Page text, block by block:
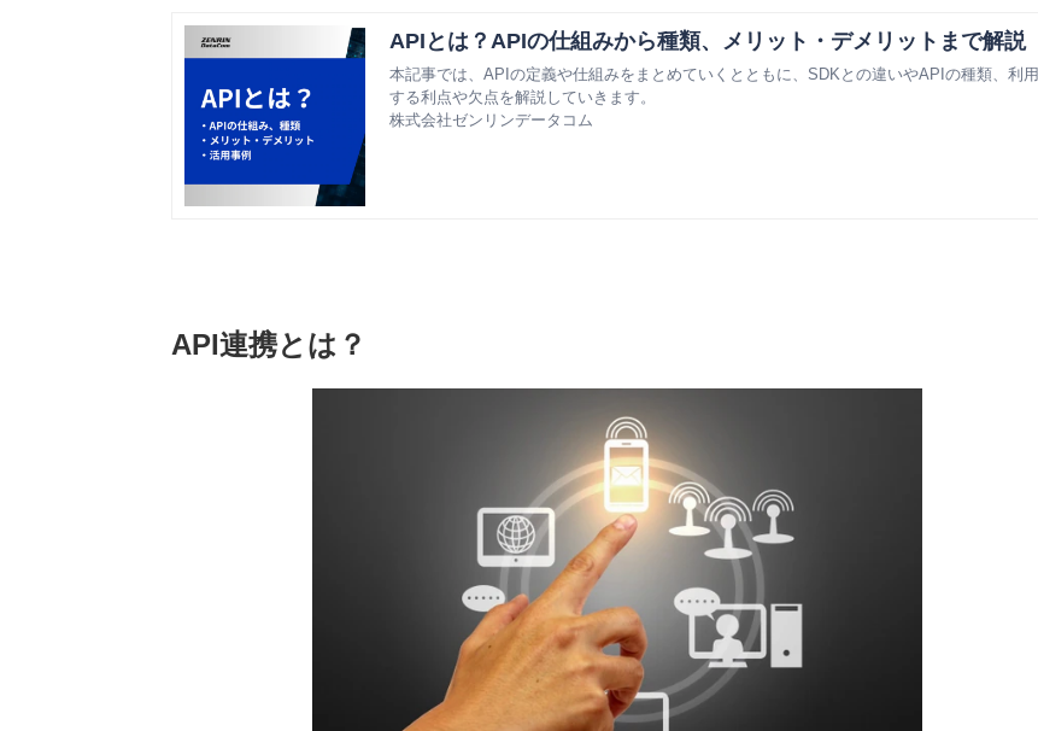
APIとは？APIの仕組みから種類、メリット・デメリットまで解説
本記事では、APIの定義や仕組みをまとめていくとともに、SDKとの違いやAPIの種類、利用
する利点や欠点を解説していきます。
株式会社ゼンリンデータコム
API連携とは？